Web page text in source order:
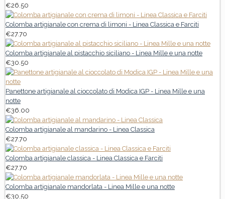
€26.50
Colomba artigianale con crema di limoni - Linea Classica e Farciti
€27.70
Colomba artigianale al pistacchio siciliano - Linea Mille e una notte
€30.50
Panettone artigianale al cioccolato di Modica IGP - Linea Mille e una
notte
€36.00
Colomba artigianale al mandarino - Linea Classica
€27.70
Colomba artigianale classica - Linea Classica e Farciti
€27.70
Colomba artigianale mandorlata - Linea Mille e una notte
€30.50